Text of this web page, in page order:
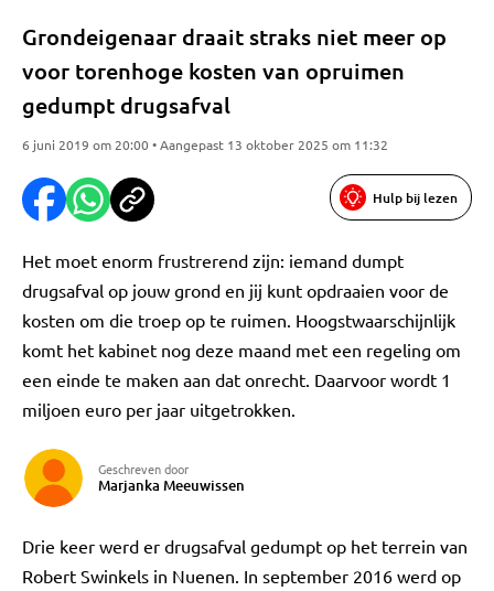
Grondeigenaar draait straks niet meer op
voor torenhoge kosten van opruimen
gedumpt drugsafval
6 juni 2019 om 20:00 • Aangepast 13 oktober 2025 om 11:32
Hulp bij lezen
Het moet enorm frustrerend zijn: iemand dumpt
drugsafval op jouw grond en jij kunt opdraaien voor de
kosten om die troep op te ruimen. Hoogstwaarschijnlijk
komt het kabinet nog deze maand met een regeling om
een einde te maken aan dat onrecht. Daarvoor wordt 1
miljoen euro per jaar uitgetrokken.
Geschreven door
Marjanka Meeuwissen
Drie keer werd er drugsafval gedumpt op het terrein van
Robert Swinkels in Nuenen. In september 2016 werd op